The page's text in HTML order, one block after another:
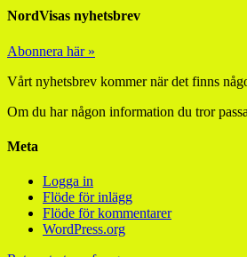
NordVisas nyhetsbrev
Abonnera här »
Vårt nyhetsbrev kommer när det finns
Om du har någon information du tror
Meta
Logga in
Flöde för inlägg
Flöde för kommentarer
WordPress.org